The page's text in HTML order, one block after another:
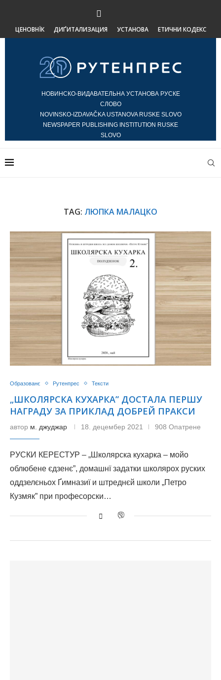
ЦЕНОВНЇК ДИҐИТАЛИЗАЦИЯ УСТАНОВА ЕТИЧНИ КОДЕКС
НОВИНСКО-ВИДАВАТЕЛЬНА УСТАНОВА РУСКЕ
СЛОВО
NOVINSKO-IZDAVAČKA USTANOVA RUSKE SLOVO
NEWSPAPER PUBLISHING INSTITUTION RUSKE
SLOVO
TAG: ЛЮПКА МАЛАЦКО
Образованє Рутенпрес Тексти
„ШКОЛЯРСКА КУХАРКА” ДОСТАЛА ПЕРШУ
НАГРАДУ ЗА ПРИКЛАД ДОБРЕЙ ПРАКСИ
автор м. джуджар 18. децембер 2021 908 Опатрене
РУСКИ КЕРЕСТУР – „Школярска кухарка – мойо
облюбене єдзенє”, домашнї задатки школярох руских
оддзелєньох Ґимназиї и штреднєй школи „Петро
Кузмяк” при професорски…